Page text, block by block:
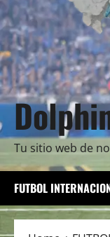
Tu sitio web de
FUTBOL